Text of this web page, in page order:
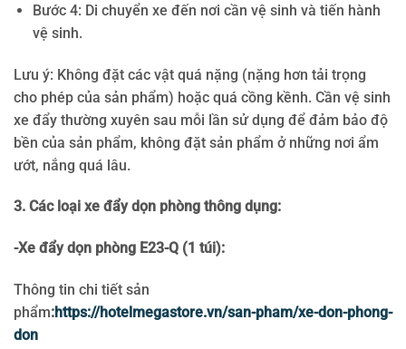
Bước 4: Di chuyển xe đến nơi cần vệ sinh và tiến hành
vệ sinh.
Lưu ý: Không đặt các vật quá nặng (nặng hơn tải trọng
cho phép của sản phẩm) hoặc quá cồng kềnh. Cần vệ sinh
xe đẩy thường xuyên sau mỗi lần sử dụng để đảm bảo độ
bền của sản phẩm, không đặt sản phẩm ở những nơi ẩm
ướt, nắng quá lâu.
3. Các loại xe đẩy dọn phòng thông dụng:
-Xe đẩy dọn phòng E23-Q (1 túi):
Thông tin chi tiết sản
phẩm:https://hotelmegastore.vn/san-pham/xe-don-phong-
don